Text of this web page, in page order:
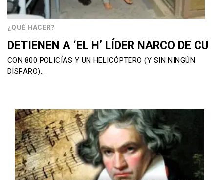
¿QUÉ HACER?
DETIENEN A ‘EL H’ LÍDER NARCO DE CU
CON 800 POLICÍAS Y UN HELICÓPTERO (Y SIN NINGÚN
DISPARO)…